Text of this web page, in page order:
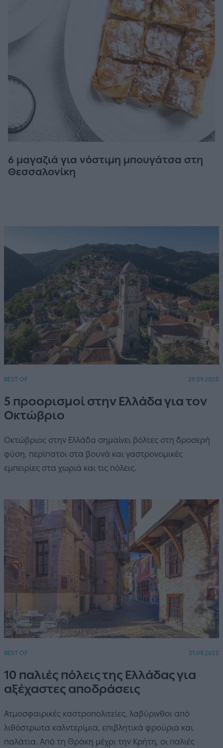
6 μαγαζιά για νόστιμη μπουγάτσα στη
Θεσσαλονίκη
BEST OF 29.09.2025
5 προορισμοί στην Ελλάδα για τον
Οκτώβριο
Οκτώβριος στην Ελλάδα σημαίνει βόλτες στη δροσερή
φύση, περίπατοι στα βουνά και γαστρονομικές
εμπειρίες στα χωριά και τις πόλεις.
BEST OF 21.09.2025
10 παλιές πόλεις της Ελλάδας για
αξέχαστες αποδράσεις
Ατμοσφαιρικές καστροπολιτείες, λαβύρινθοι από
λιθόστρωτα καλντερίμια, επιβλητικά φρούρια και
παλάτια. Από τη Θράκη μέχρι την Κρήτη, οι παλιές